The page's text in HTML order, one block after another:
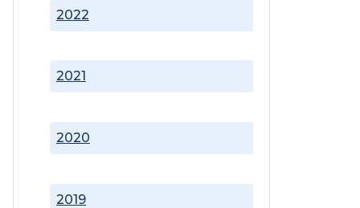
2019
2020
2021
2022